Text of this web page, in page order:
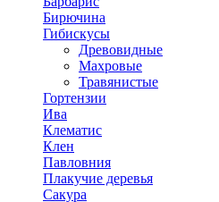
Бирючина
Гибискусы
Древовидные
Махровые
Травянистые
Гортензии
Ива
Клематис
Клен
Павловния
Плакучие деревья
Сакура